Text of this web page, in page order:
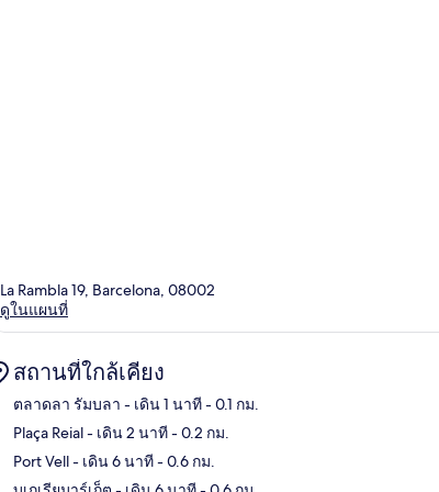
La Rambla 19, Barcelona, 08002
ดูในแผนที่
สถานที่ใกล้เคียง
ตลาดลา รัมบลา - เดิน 1 นาที- 0.1 กม.
Plaça Reial- เดิน 2 นาที- 0.2 กม.
Port Vell- เดิน 6 นาที- 0.6 กม.